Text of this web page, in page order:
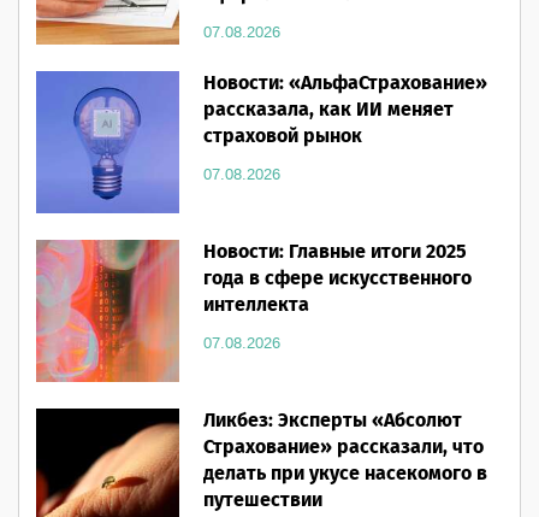
07.08.2026
Новости: «АльфаСтрахование»
рассказала, как ИИ меняет
страховой рынок
07.08.2026
Новости: Главные итоги 2025
года в сфере искусственного
интеллекта
07.08.2026
Ликбез: Эксперты «Абсолют
Страхование» рассказали, что
делать при укусе насекомого в
путешествии